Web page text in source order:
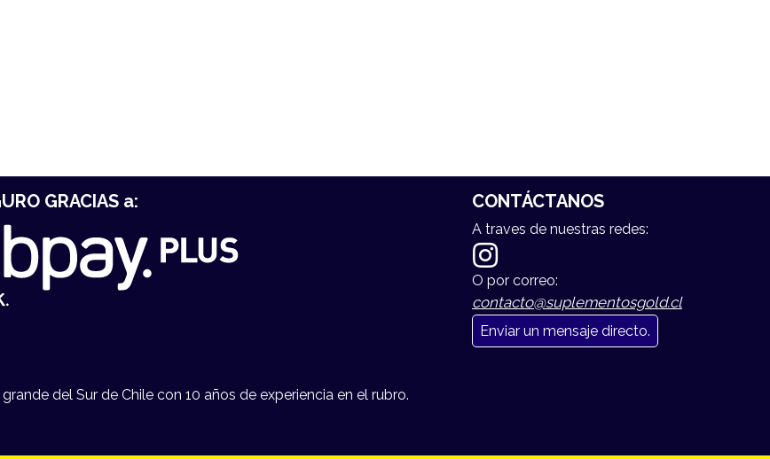
GRACIAS a: CONTÁCTANOS
A traves de nuestras redes:
O por correo:
contacto@suplementosgold.cl
Enviar un mensaje directo.
del Sur de Chile con 10 años de experiencia en el rubro.